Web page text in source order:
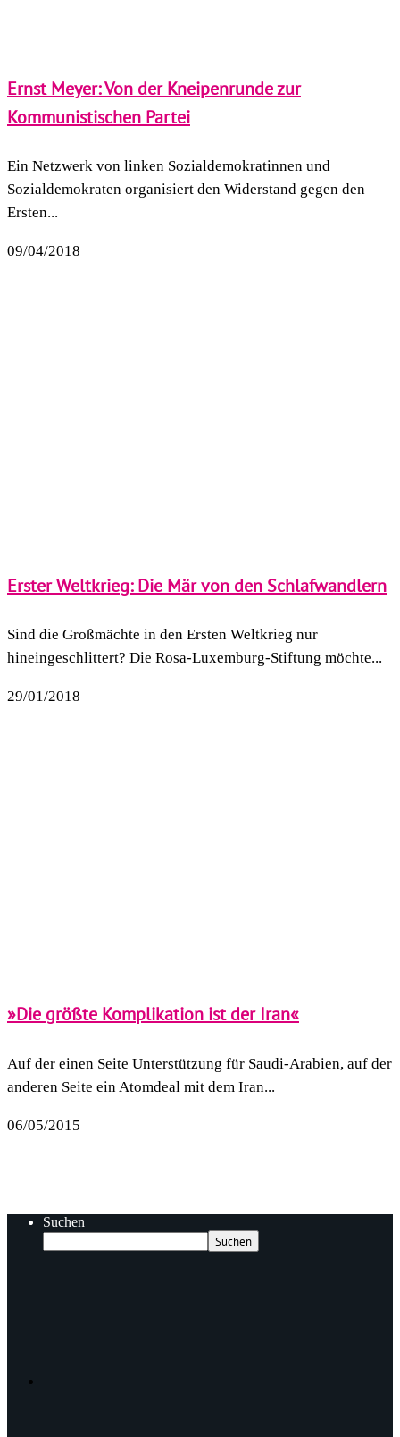
Ernst Meyer: Von der Kneipenrunde zur
Kommunistischen Partei
Ein Netzwerk von linken Sozialdemokratinnen und
Sozialdemokraten organisiert den Widerstand gegen den
Ersten...
09/04/2018
Erster Weltkrieg: Die Mär von den Schlafwandlern
Sind die Großmächte in den Ersten Weltkrieg nur
hineingeschlittert? Die Rosa-Luxemburg-Stiftung möchte...
29/01/2018
»Die größte Komplikation ist der Iran«
Auf der einen Seite Unterstützung für Saudi-Arabien, auf der
anderen Seite ein Atomdeal mit dem Iran...
06/05/2015
Suchen
Suchen